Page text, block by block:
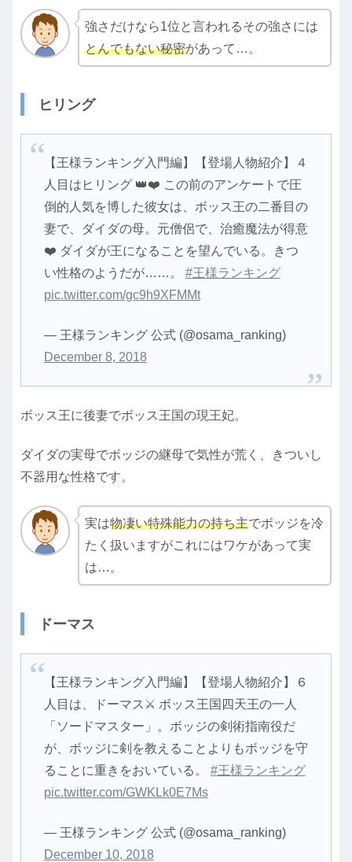
強さだけなら1位と言われるその強さには
とんでもない秘密があって…。
ヒリング
【王様ランキング入門編】【登場人物紹介】４
人目はヒリング 👑❤️ この前のアンケートで圧
倒的人気を博した彼女は、ボッス王の二番目の
妻で、ダイダの母。元僧侶で、治癒魔法が得意
❤️ ダイダが王になることを望んでいる。きつ
い性格のようだが……。 #王様ランキング
pic.twitter.com/gc9h9XFMMt
— 王様ランキング 公式 (@osama_ranking)
December 8, 2018
ボッス王に後妻でボッス王国の現王妃。
ダイダの実母でボッジの継母で気性が荒く、きついし
不器用な性格です。
実は物凄い特殊能力の持ち主でボッジを冷
たく扱いますがこれにはワケがあって実
は…。
ドーマス
【王様ランキング入門編】【登場人物紹介】６
人目は、ドーマス⚔️ ボッス王国四天王の一人
「ソードマスター」。ボッジの剣術指南役だ
が、ボッジに剣を教えることよりもボッジを守
ることに重きをおいている。 #王様ランキング
pic.twitter.com/GWKLk0E7Ms
— 王様ランキング 公式 (@osama_ranking)
December 10, 2018